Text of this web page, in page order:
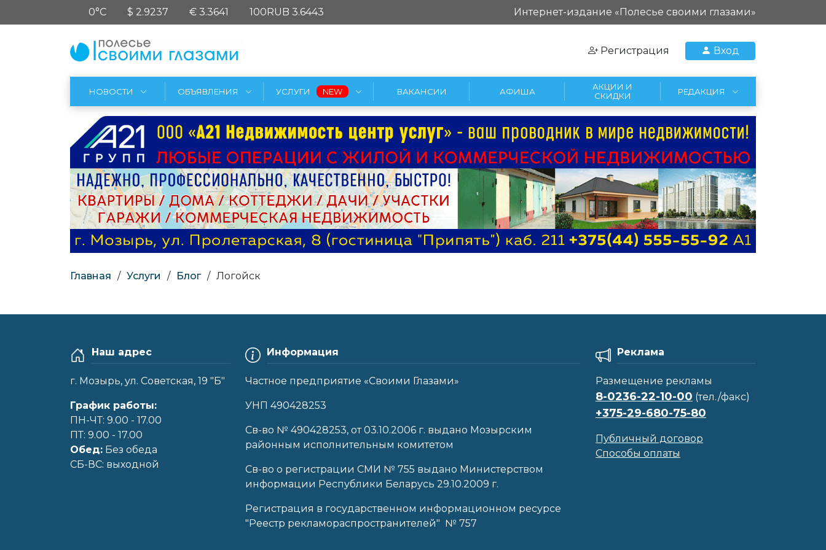
0°C $ 2.9237 € 3.3641 100RUB 3.6443 Интернет-издание «Полесье своими глазами»
Регистрация Вход
НОВОСТИ ОБЪЯВЛЕНИЯ УСЛУГИ ВАКАНСИИ АФИША
АКЦИИ И
СКИДКИ
РЕДАКЦИЯ
Главная / Услуги / Блог / Логойск
Наш адрес
г. Мозырь, ул. Советская, 19 "Б"
График работы:
ПН-ЧТ: 9.00 - 17.00
ПТ: 9.00 - 17.00
Обед: Без обеда
CБ-ВС: выходной
Информация
Частное предприятие «Своими Глазами»
УНП 490428253
Cв-во № 490428253, от 03.10.2006 г. выдано Мозырским
районным исполнительным комитетом
Св-во о регистрации СМИ № 755 выдано Министерством
информации Республики Беларусь 29.10.2009 г.
Регистрация в государственном информационном ресурсе
"Реестр рекламораспространителей" № 757
Реклама
Размещение рекламы
8-0236-22-10-00 (тел./факс)
+375-29-680-75-80
Публичный договор
Способы оплаты